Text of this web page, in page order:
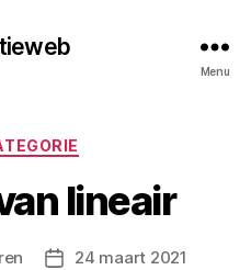
Menu
Categorieën
lineair
Berichtdatum
24 maart 2021